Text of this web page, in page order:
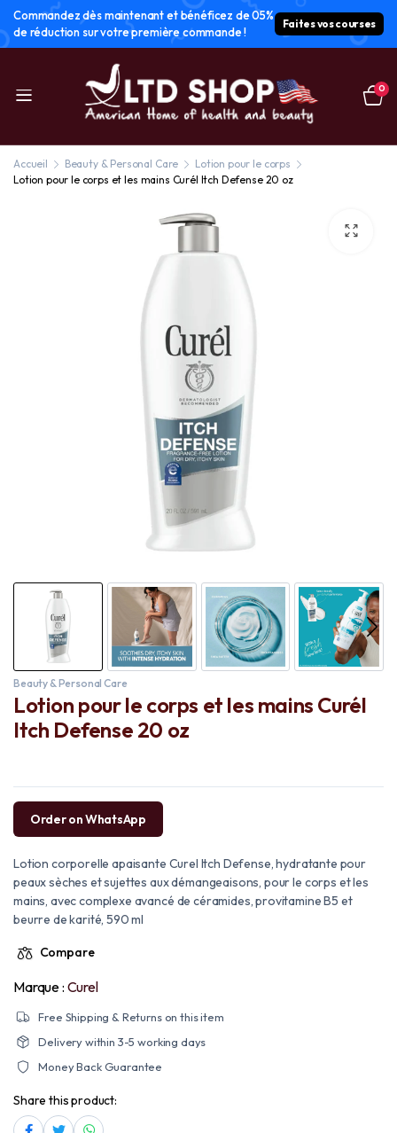
Commandez dès maintenant et bénéficez de 05%
de réduction sur votre première commande !
Faites vos courses
0
Accueil Beauty & Personal Care
Lotion pour le corps
Lotion pour le corps et les mains Curél Itch Defense 20 oz
Beauty & Personal Care
Lotion pour le corps et les mains Curél
Itch Defense 20 oz
Order on WhatsApp
Lotion corporelle apaisante Curel Itch Defense, hydratante pour
peaux sèches et sujettes aux démangeaisons, pour le corps et les
mains, avec complexe avancé de céramides, provitamine B5 et
beurre de karité, 590 ml
Compare
Marque : Curel
Free Shipping & Returns on this item
Delivery within 3-5 working days
Money Back Guarantee
Share this product: